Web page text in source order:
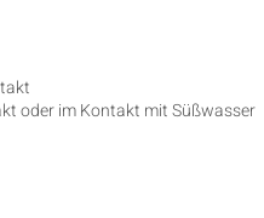
oder im Kontakt mit Süßwasser